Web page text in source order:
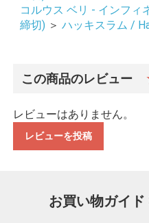
コルウス ベリ - インフ
締切) ＞ ハッキスラム /
この商品のレビュー
レビューはありません。
レビューを投稿
お買い物ガイド